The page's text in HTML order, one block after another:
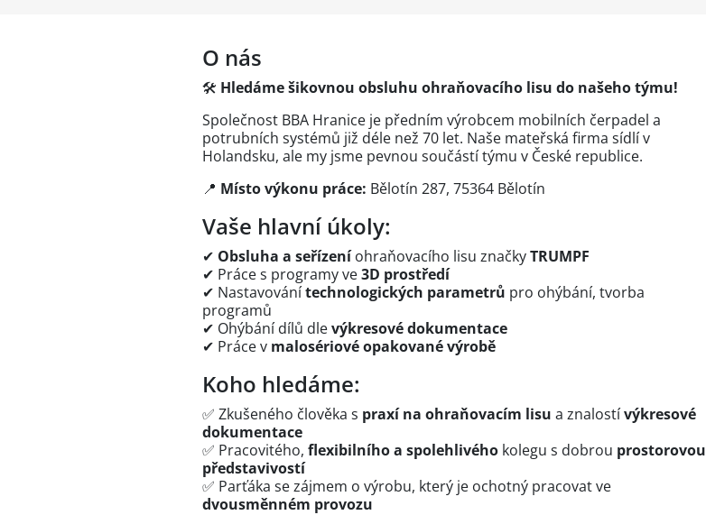
O nás
🛠 Hledáme šikovnou obsluhu ohraňovacího lisu do našeho týmu!
Společnost BBA Hranice je předním výrobcem mobilních čerpadel a
potrubních systémů již déle než 70 let. Naše mateřská firma sídlí v
Holandsku, ale my jsme pevnou součástí týmu v České republice.
📍 Místo výkonu práce: Bělotín 287, 75364 Bělotín
Vaše hlavní úkoly:
✔ Obsluha a seřízeníohraňovacího lisu značkyTRUMPF
✔ Práce s programy ve3D prostředí
✔ Nastavovánítechnologických parametrů pro ohýbání, tvorba
programů
✔ Ohýbání dílů dlevýkresové dokumentace
✔ Práce v malosériové opakované výrobě
Koho hledáme:
✅ Zkušeného člověka s praxí na ohraňovacím lisu a znalostívýkresové
dokumentace
✅ Pracovitého, flexibilního a spolehlivého kolegu s dobrou prostorovou
představivostí
✅ Parťáka se zájmem o výrobu, který je ochotný pracovat ve
dvousměnném provozu